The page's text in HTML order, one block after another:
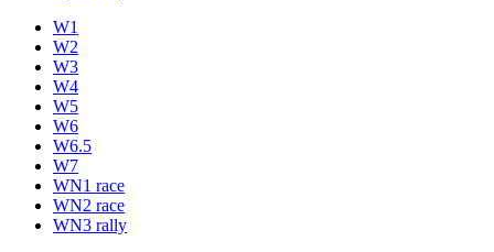
W1
W2
W3
W4
W5
W6
W6.5
W7
WN1 race
WN2 race
WN3 rally